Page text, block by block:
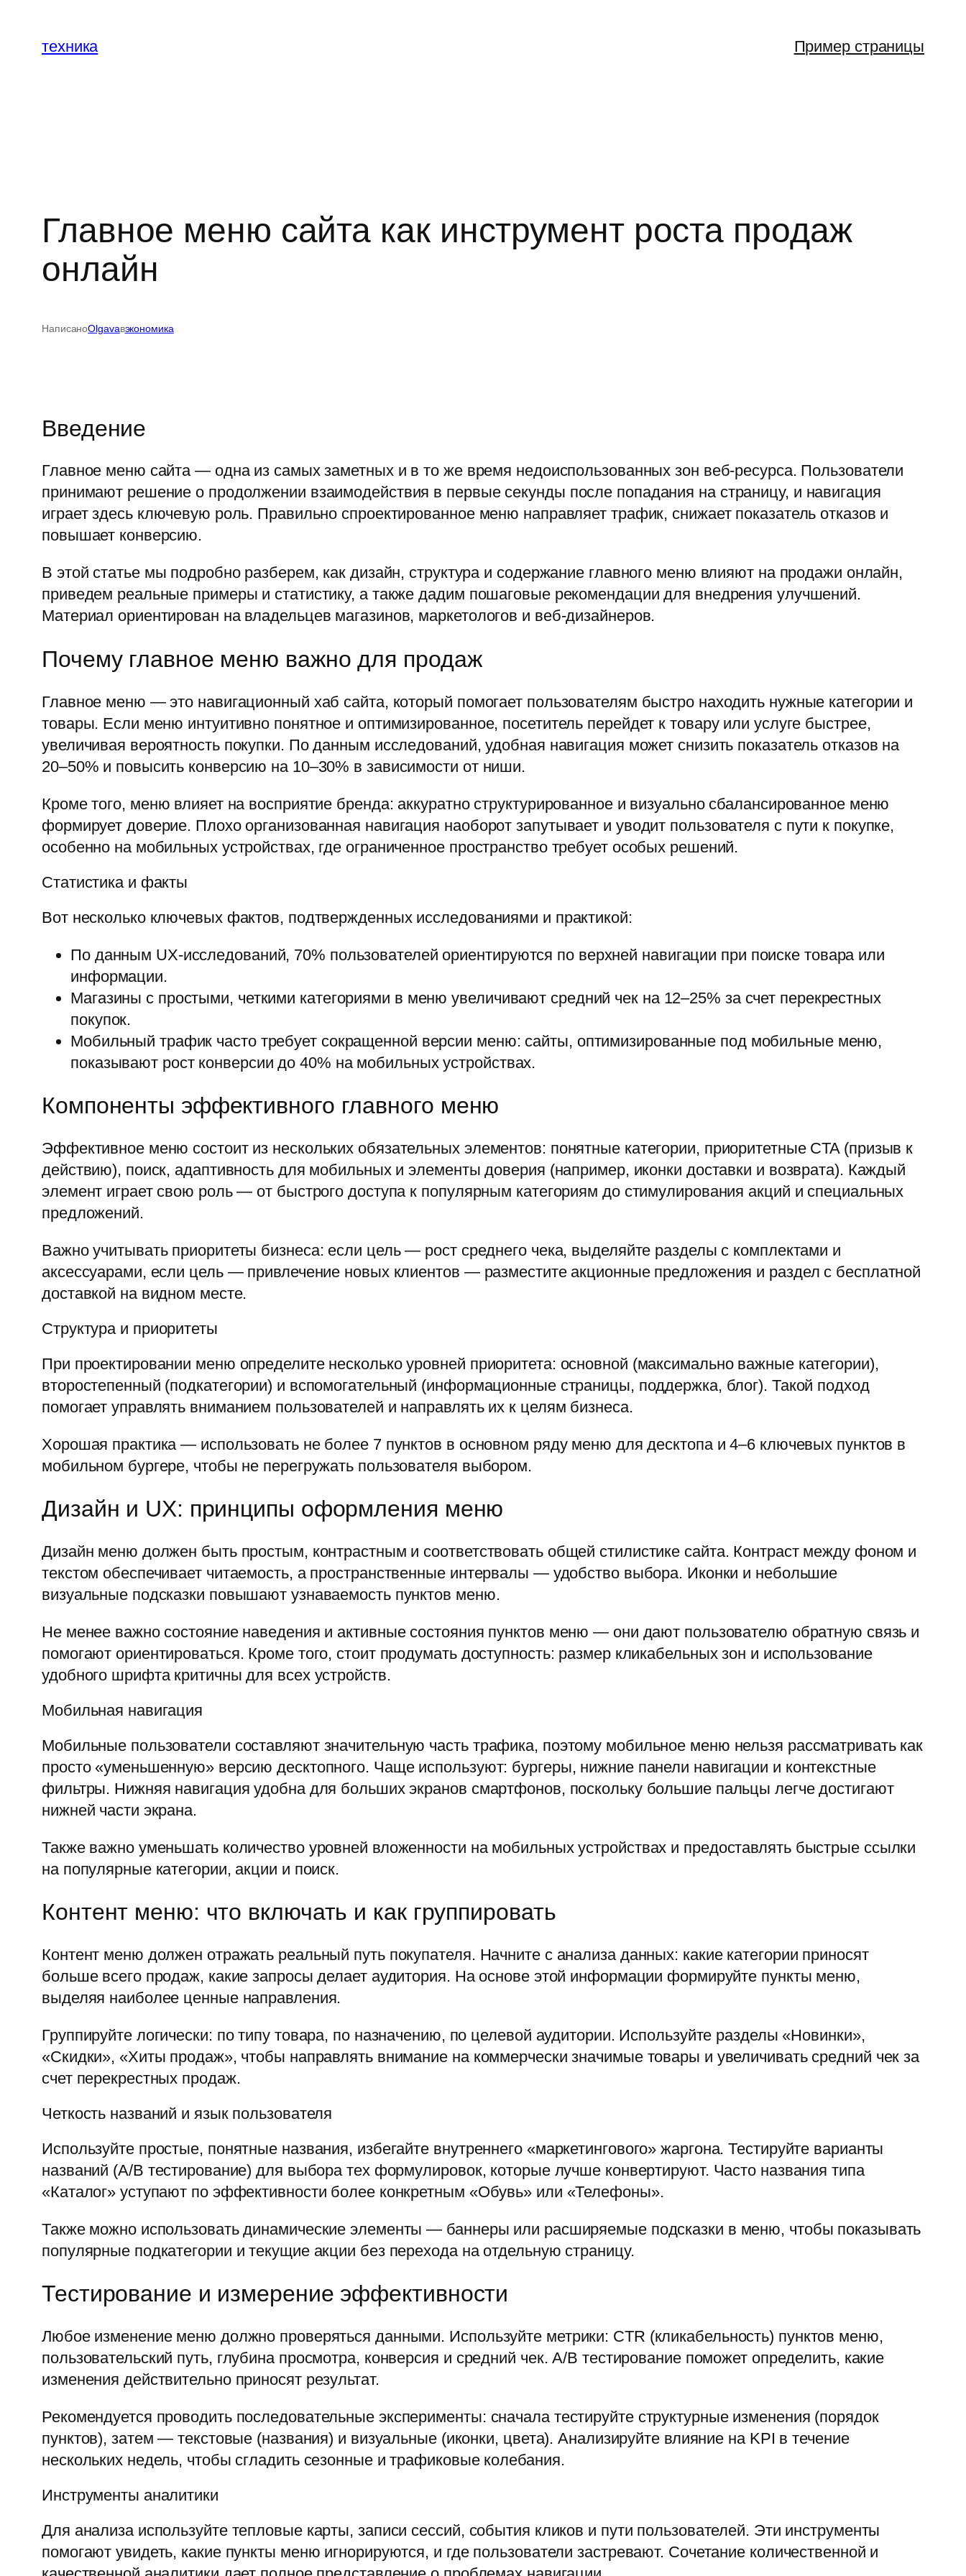
содержимому
техника Пример страницы
Главное меню сайта как инструмент роста продаж
онлайн
НаписаноOlgavaвэкономика
Введение
Главное меню сайта — одна из самых заметных и в то же время недоиспользованных зон веб-ресурса. Пользователи
принимают решение о продолжении взаимодействия в первые секунды после попадания на страницу, и навигация
играет здесь ключевую роль. Правильно спроектированное меню направляет трафик, снижает показатель отказов и
повышает конверсию.
В этой статье мы подробно разберем, как дизайн, структура и содержание главного меню влияют на продажи онлайн,
приведем реальные примеры и статистику, а также дадим пошаговые рекомендации для внедрения улучшений.
Материал ориентирован на владельцев магазинов, маркетологов и веб-дизайнеров.
Почему главное меню важно для продаж
Главное меню — это навигационный хаб сайта, который помогает пользователям быстро находить нужные категории и
товары. Если меню интуитивно понятное и оптимизированное, посетитель перейдет к товару или услуге быстрее,
увеличивая вероятность покупки. По данным исследований, удобная навигация может снизить показатель отказов на
20–50% и повысить конверсию на 10–30% в зависимости от ниши.
Кроме того, меню влияет на восприятие бренда: аккуратно структурированное и визуально сбалансированное меню
формирует доверие. Плохо организованная навигация наоборот запутывает и уводит пользователя с пути к покупке,
особенно на мобильных устройствах, где ограниченное пространство требует особых решений.
Статистика и факты
Вот несколько ключевых фактов, подтвержденных исследованиями и практикой:
По данным UX-исследований, 70% пользователей ориентируются по верхней навигации при поиске товара или
информации.
Магазины с простыми, четкими категориями в меню увеличивают средний чек на 12–25% за счет перекрестных
покупок.
Мобильный трафик часто требует сокращенной версии меню: сайты, оптимизированные под мобильные меню,
показывают рост конверсии до 40% на мобильных устройствах.
Компоненты эффективного главного меню
Эффективное меню состоит из нескольких обязательных элементов: понятные категории, приоритетные CTA (призыв к
действию), поиск, адаптивность для мобильных и элементы доверия (например, иконки доставки и возврата). Каждый
элемент играет свою роль — от быстрого доступа к популярным категориям до стимулирования акций и специальных
предложений.
Важно учитывать приоритеты бизнеса: если цель — рост среднего чека, выделяйте разделы с комплектами и
аксессуарами, если цель — привлечение новых клиентов — разместите акционные предложения и раздел с бесплатной
доставкой на видном месте.
Структура и приоритеты
При проектировании меню определите несколько уровней приоритета: основной (максимально важные категории),
второстепенный (подкатегории) и вспомогательный (информационные страницы, поддержка, блог). Такой подход
помогает управлять вниманием пользователей и направлять их к целям бизнеса.
Хорошая практика — использовать не более 7 пунктов в основном ряду меню для десктопа и 4–6 ключевых пунктов в
мобильном бургере, чтобы не перегружать пользователя выбором.
Дизайн и UX: принципы оформления меню
Дизайн меню должен быть простым, контрастным и соответствовать общей стилистике сайта. Контраст между фоном и
текстом обеспечивает читаемость, а пространственные интервалы — удобство выбора. Иконки и небольшие
визуальные подсказки повышают узнаваемость пунктов меню.
Не менее важно состояние наведения и активные состояния пунктов меню — они дают пользователю обратную связь и
помогают ориентироваться. Кроме того, стоит продумать доступность: размер кликабельных зон и использование
удобного шрифта критичны для всех устройств.
Мобильная навигация
Мобильные пользователи составляют значительную часть трафика, поэтому мобильное меню нельзя рассматривать как
просто «уменьшенную» версию десктопного. Чаще используют: бургеры, нижние панели навигации и контекстные
фильтры. Нижняя навигация удобна для больших экранов смартфонов, поскольку большие пальцы легче достигают
нижней части экрана.
Также важно уменьшать количество уровней вложенности на мобильных устройствах и предоставлять быстрые ссылки
на популярные категории, акции и поиск.
Контент меню: что включать и как группировать
Контент меню должен отражать реальный путь покупателя. Начните с анализа данных: какие категории приносят
больше всего продаж, какие запросы делает аудитория. На основе этой информации формируйте пункты меню,
выделяя наиболее ценные направления.
Группируйте логически: по типу товара, по назначению, по целевой аудитории. Используйте разделы «Новинки»,
«Скидки», «Хиты продаж», чтобы направлять внимание на коммерчески значимые товары и увеличивать средний чек за
счет перекрестных продаж.
Четкость названий и язык пользователя
Используйте простые, понятные названия, избегайте внутреннего «маркетингового» жаргона. Тестируйте варианты
названий (A/B тестирование) для выбора тех формулировок, которые лучше конвертируют. Часто названия типа
«Каталог» уступают по эффективности более конкретным «Обувь» или «Телефоны».
Также можно использовать динамические элементы — баннеры или расширяемые подсказки в меню, чтобы показывать
популярные подкатегории и текущие акции без перехода на отдельную страницу.
Тестирование и измерение эффективности
Любое изменение меню должно проверяться данными. Используйте метрики: CTR (кликабельность) пунктов меню,
пользовательский путь, глубина просмотра, конверсия и средний чек. A/B тестирование поможет определить, какие
изменения действительно приносят результат.
Рекомендуется проводить последовательные эксперименты: сначала тестируйте структурные изменения (порядок
пунктов), затем — текстовые (названия) и визуальные (иконки, цвета). Анализируйте влияние на KPI в течение
нескольких недель, чтобы сгладить сезонные и трафиковые колебания.
Инструменты аналитики
Для анализа используйте тепловые карты, записи сессий, события кликов и пути пользователей. Эти инструменты
помогают увидеть, какие пункты меню игнорируются, и где пользователи застревают. Сочетание количественной и